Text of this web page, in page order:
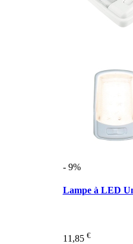
- 9%
Lampe à LED
11,85 €